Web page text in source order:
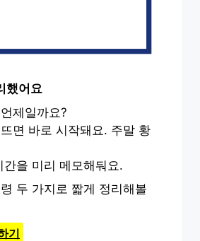
했어요
제일까요?
면 바로 시작돼요. 주말 황
을 미리 메모해둬요.
두 가지로 짧게 정리해볼
기